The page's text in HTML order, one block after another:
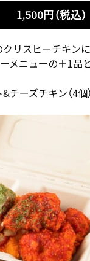
1,500円（税込）
リスピーチキン
メニューの＋1品
チーズチキン（4個